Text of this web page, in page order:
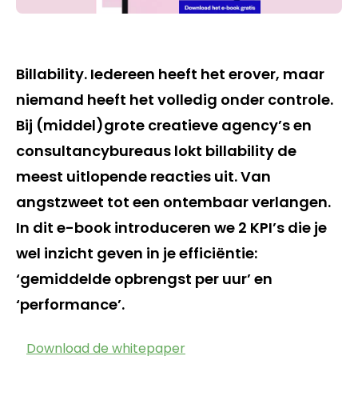
Billability. Iedereen heeft het erover, maar
niemand heeft het volledig onder controle.
Bij (middel)grote creatieve agency’s en
consultancybureaus lokt billability de
meest uitlopende reacties uit. Van
angstzweet tot een ontembaar verlangen.
In dit e-book introduceren we 2 KPI’s die je
wel inzicht geven in je efficiëntie:
‘gemiddelde opbrengst per uur’ en
‘performance’.
Download de whitepaper